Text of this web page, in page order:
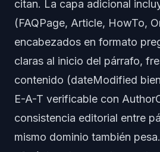
citan. La capa adicional
(FAQPage, Article, HowTo,
encabezados en formato
claras al inicio del párrafo,
contenido (dateModified
E-A-T verificable con
consistencia editorial entre
mismo dominio también pesa.